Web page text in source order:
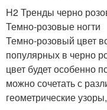
H2 Тренды черно
Темно-розовые ногти
Темно-розовый цвет
популярных в черно
цвет будет особенно
можно сочетать с
геометрические